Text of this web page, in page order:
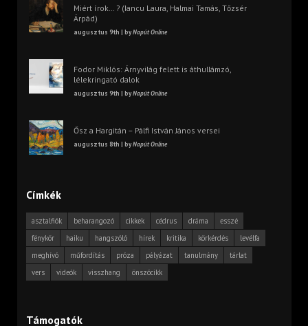
Miért írok… ? (Iancu Laura, Halmai Tamás, Tőzsér
Árpád)
augusztus 9th | byNapút Online
Fodor Miklós: Árnyvilág felett is áthullámzó,
lélekringató dalok
augusztus 9th | byNapút Online
Ősz a Hargitán – Pálfi István János versei
augusztus 8th | byNapút Online
Címkék
asztalfiók beharangozó cikkek cédrus dráma
esszé
fénykör
haiku hangszóló hírek kritika körkérdés
levélfa
meghívó
műfordítás próza pályázat tanulmány
tárlat
vers
videók visszhang önszócikk
Támogatók